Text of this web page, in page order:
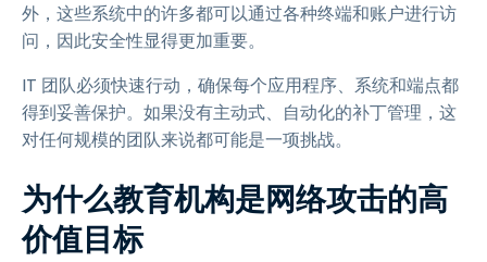
外，这些系统中的许多都可以通过各种终端和账户进行访
问，因此安全性显得更加重要。
IT 团队必须快速行动，确保每个应用程序、系统和端点都
得到妥善保护。如果没有主动式、自动化的补丁管理，这
对任何规模的团队来说都可能是一项挑战。
为什么教育机构是网络攻击的高
价值目标